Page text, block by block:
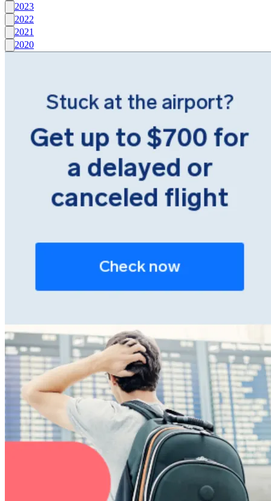
2023
2022
2021
2020